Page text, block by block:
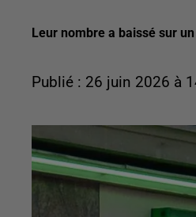
Leur nombre a baissé sur
Publié : 26 juin 2026 à